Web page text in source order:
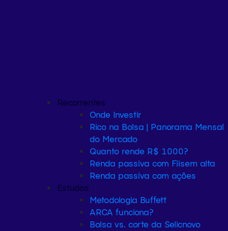
Recorrentes
Onde Investir
Rico na Bolsa | Panorama Mensal
do Mercado
Quanto rende R$ 1000?
Renda passiva com Fiisem alta
Renda passiva com ações
Estudos
Metodologia Buffett
ARCA funciona?
Bolsa vs. corte da Selicnovo